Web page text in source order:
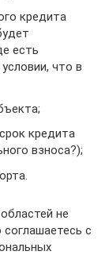
кредита
есть
что в
кредита
взноса?);
не
соглашаетесь с